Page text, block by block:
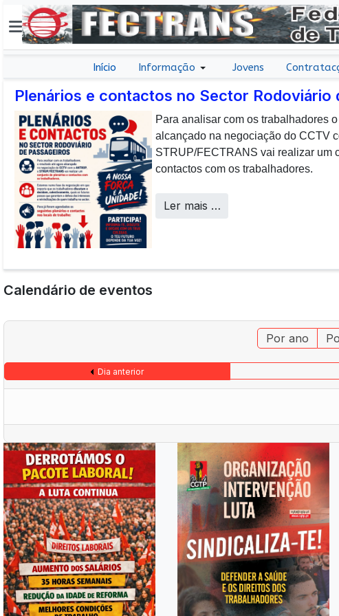
Início Informação Jovens
Plenários e contactos no Sector Rodoviário
Para analisar com os trabalhadores
alcançado na negociação do CCTV
STRUP/FECTRANS vai realizar um
contactos com os trabalhadores.
Ler mais …
E não posso […] deixar de dar uma
aos colaboradores da CP que, todos
sucesso os desafios operacionais
a uma frota tão envelhecida.
Call Centers
Calendário de eventos
Por ano
Dia anterior